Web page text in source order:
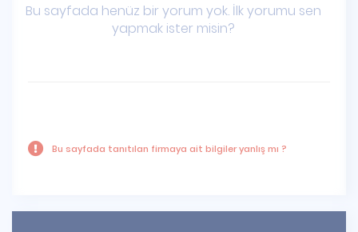
Bu sayfada henüz bir yorum yok. İlk yorumu sen
yapmak ister misin?
Bu sayfada tanıtılan firmaya ait bilgiler yanlış mı ?